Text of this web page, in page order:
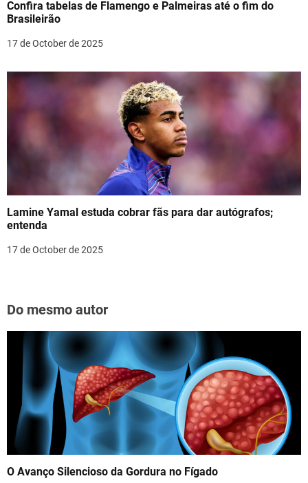
Confira tabelas de Flamengo e Palmeiras até o fim do
Brasileirão
17 de October de 2025
Lamine Yamal estuda cobrar fãs para dar autógrafos;
entenda
17 de October de 2025
Do mesmo autor
O Avanço Silencioso da Gordura no Fígado